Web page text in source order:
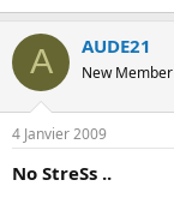
A AUDE21
New Member
4 Janvier 2009
No StreSs ..